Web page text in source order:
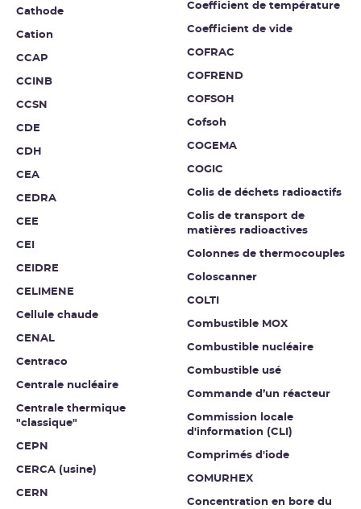
Cathode
Cation
CCAP
CCINB
CCSN
CDE
CDH
CEA
CEDRA
CEE
CEI
CEIDRE
CELIMENE
Cellule chaude
CENAL
Centraco
Centrale nucléaire
Centrale thermique
"classique"
CEPN
CERCA (usine)
CERN
Coefficient de température
Coefficient de vide
COFRAC
COFREND
COFSOH
Cofsoh
COGEMA
COGIC
Colis de déchets radioactifs
Colis de transport de
matières radioactives
Colonnes de thermocouples
Coloscanner
COLTI
Combustible MOX
Combustible nucléaire
Combustible usé
Commande d’un réacteur
Commission locale
d'information (CLI)
Comprimés d'iode
COMURHEX
Concentration en bore du